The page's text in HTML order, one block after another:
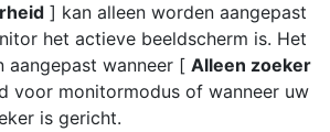
] kan alleen worden aangepast
het actieve beeldscherm is. Het
aangepast wanneer [ Alleen zoeker
voor monitormodus of wanneer uw
is gericht.